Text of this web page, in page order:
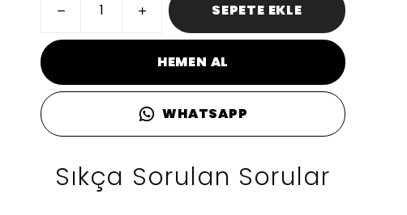
SEPETE EKLE
HEMEN AL
WHATSAPP
Sıkça Sorulan Sorular